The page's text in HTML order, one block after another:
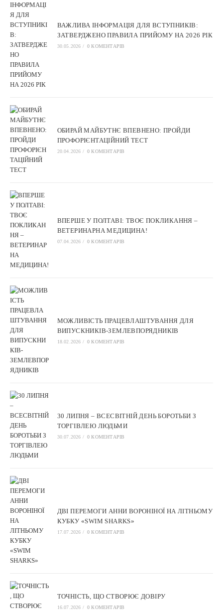
ВАЖЛИВА ІНФОРМАЦІЯ ДЛЯ ВСТУПНИКІВ:
ЗАТВЕРДЖЕНО ПРАВИЛА ПРИЙОМУ НА 2026 РІК
30.05.2026 / 0 КОМЕНТАРІВ
ОБИРАЙ МАЙБУТНЄ ВПЕВНЕНО: ПРОЙДИ
ПРОФОРІЄНТАЦІЙНИЙ ТЕСТ
20.04.2026 / 0 КОМЕНТАРІВ
ВПЕРШЕ У ПОЛТАВІ: ТВОЄ ПОКЛИКАННЯ –
ВЕТЕРИНАРНА МЕДИЦИНА!
07.04.2026 / 0 КОМЕНТАРІВ
МОЖЛИВІСТЬ ПРАЦЕВЛАШТУВАННЯ ДЛЯ
ВИПУСКНИКІВ-ЗЕМЛЕВПОРЯДНИКІВ
18.02.2026 / 0 КОМЕНТАРІВ
30 ЛИПНЯ – ВСЕСВІТНІЙ ДЕНЬ БОРОТЬБИ З
ТОРГІВЛЕЮ ЛЮДЬМИ
30.07.2026 / 0 КОМЕНТАРІВ
ДВІ ПЕРЕМОГИ АННИ ВОРОНІНОЇ НА ЛІТНЬОМУ
КУБКУ «SWIM SHARKS»
17.07.2026 / 0 КОМЕНТАРІВ
ТОЧНІСТЬ, ЩО СТВОРЮЄ ДОВІРУ
16.07.2026 / 0 КОМЕНТАРІВ